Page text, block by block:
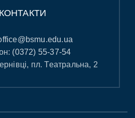
КОНТАКТИ
(0372) 55-37-54
пл. Театральна, 2